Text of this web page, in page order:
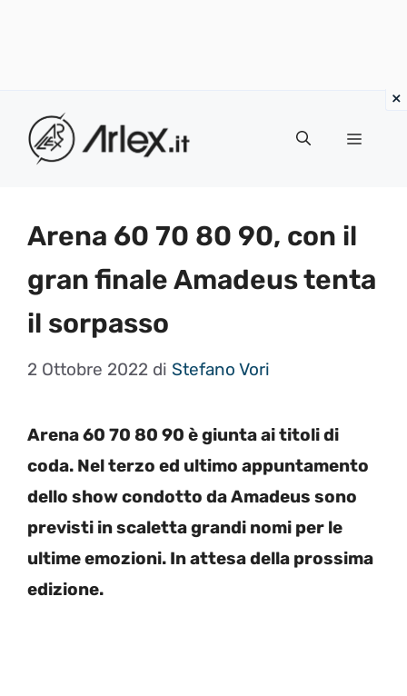
contenuto
Menu
Arena 60 70 80 90, con il
gran finale Amadeus tenta
il sorpasso
2 Ottobre 2022 di Stefano Vori
Arena 60 70 80 90 è giunta ai titoli di
coda. Nel terzo ed ultimo appuntamento
dello show condotto da Amadeus sono
previsti in scaletta grandi nomi per le
ultime emozioni. In attesa della prossima
edizione.